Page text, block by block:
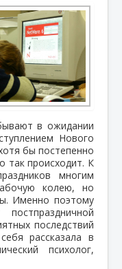
в ожидании
Нового
бы постепенно
так происходит. К
многим
колею, но
Именно поэтому
последствий
рассказала в
психолог,